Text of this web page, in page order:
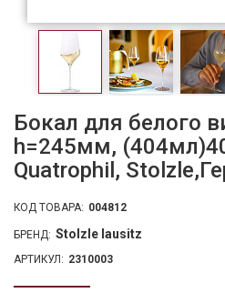
Бокал для белого
h=245мм,
Quatrophil,
КОД ТОВАРА: 004812
БРЕНД: Stolzle lausitz
АРТИКУЛ: 2310003